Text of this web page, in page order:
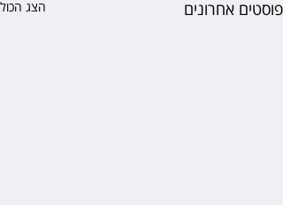
פוסטים אחרונים הצג הכול